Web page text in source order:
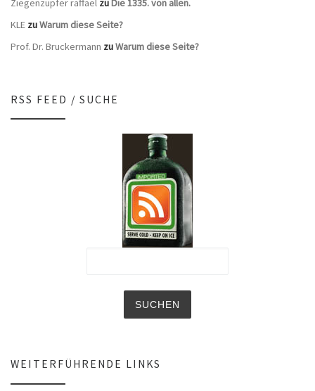
Ziegenzupfer raffael zuDie 1335. von allen.
KLE zuWarum diese Seite?
Prof. Dr. Bruckermann zuWarum diese Seite?
RSS FEED / SUCHE
WEITERFÜHRENDE LINKS